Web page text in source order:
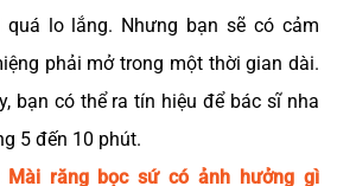
quá lo lắng. Nhưng bạn sẽ có cảm
phải mở trong một thời gian dài.
bạn có thể ra tín hiệu để bác sĩ nha
5 đến 10 phút.
Mài răng bọc sứ có ảnh hưởng gì